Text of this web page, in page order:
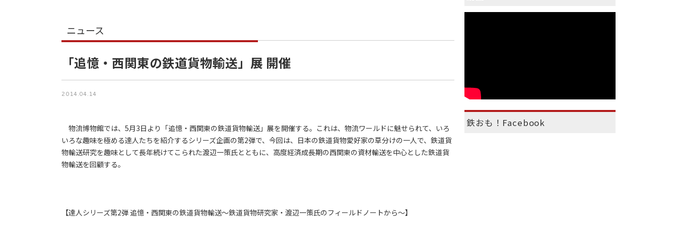
ニュース
「追憶・西関東の鉄道貨物輸送」展 開催
2014.04.14
物流博物館では、5月3日より「追憶・西関東の鉄道貨物輸送」展を開催する。これは、物流ワールドに魅せられて、いろ
いろな趣味を極める達人たちを紹介するシリーズ企画の第2弾で、今回は、日本の鉄道貨物愛好家の草分けの一人で、鉄道貨
物輸送研究を趣味として長年続けてこられた渡辺一策氏とともに、高度経済成長期の西関東の資材輸送を中心とした鉄道貨
物輸送を回顧する。
【達人シリーズ第2弾 追憶・西関東の鉄道貨物輸送～鉄道貨物研究家・渡辺一策氏のフィールドノートから～】
鉄おも！Facebook